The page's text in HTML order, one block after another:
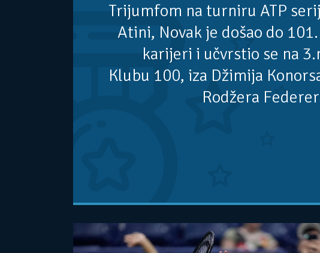
Trijumfom na turniru ATP
Atini, Novak je došao do
karijeri i učvrstio se na
Klubu 100, iza Džimija
Rodžera